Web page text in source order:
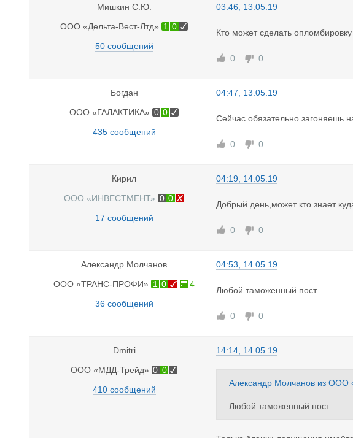
Мишкин С.Ю.
ООО «Дельта-Вест-Лтд» 1 0
50 сообщений
03:46, 13.05.19
Кто может сделать опломбировку
0 0
Богдан
ООО «ГАЛАКТИКА» 0 0
435 сообщений
04:47, 13.05.19
Сейчас обязательно загоняешь
0 0
Кирил
ООО «ИНВЕСТМЕНТ» 0 0
17 сообщений
04:19, 14.05.19
Добрый день,может кто знает
0 0
Александр Молчанов
ООО «ТРАНС-ПРОФИ» 1 0
4
36 сообщений
04:53, 14.05.19
Любой таможенный пост.
0 0
Dmitri
ООО «МДД-Трейд» 0 0
410 сообщений
14:14, 14.05.19
Александр Молчанов из ООО
Любой таможенный пост.